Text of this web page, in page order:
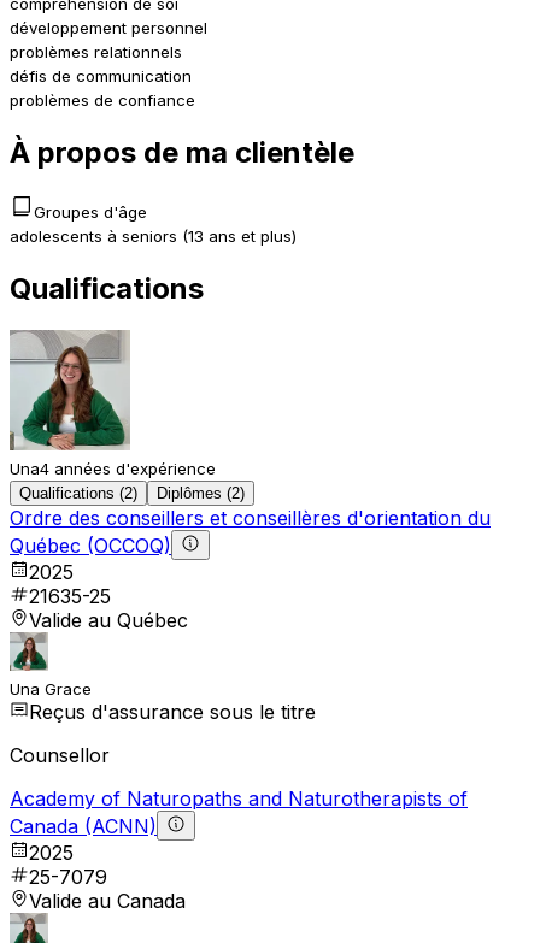
compréhension de soi
développement personnel
problèmes relationnels
défis de communication
problèmes de confiance
À propos de ma clientèle
Groupes d'âge
adolescents à seniors (13 ans et plus)
Qualifications
Una4 années d'expérience
Qualifications (2) Diplômes (2)
Ordre des conseillers et conseillères d'orientation du
Québec (OCCOQ)
2025
21635-25
Valide au Québec
Una Grace
Reçus d'assurance sous le titre
Counsellor
Academy of Naturopaths and Naturotherapists of
Canada (ACNN)
2025
25-7079
Valide au Canada